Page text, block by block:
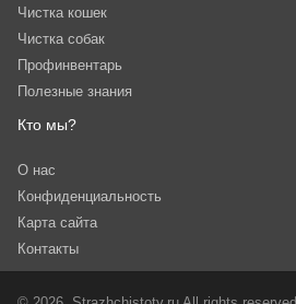
Чистка кошек
Чистка собак
Профинвентарь
Полезные знания
Кто мы?
О нас
Конфиденциальность
Карта сайта
Контакты